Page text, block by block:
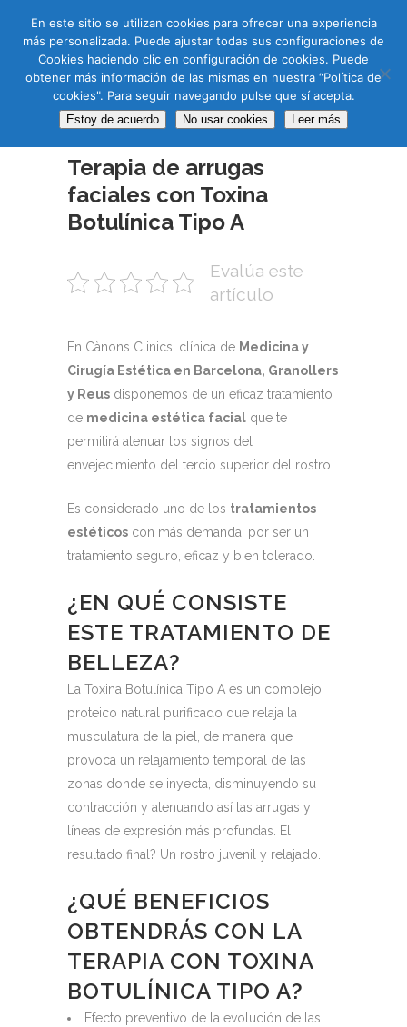
CAT ENG
27 NOV
Terapia de arrugas
faciales con Toxina
Botulínica Tipo A
Evalúa este
artículo
En Cànons Clinics, clínica de Medicina y
Cirugía Estética en Barcelona, Granollers
y Reus disponemos de un eficaz tratamiento
de medicina estética facial que te
permitirá atenuar los signos del
envejecimiento del tercio superior del rostro.
Es considerado uno de los tratamientos
estéticos con más demanda, por ser un
tratamiento seguro, eficaz y bien tolerado.
¿EN QUÉ CONSISTE
ESTE TRATAMIENTO DE
BELLEZA?
La Toxina Botulínica Tipo A es un complejo
proteico natural purificado que relaja la
musculatura de la piel, de manera que
provoca un relajamiento temporal de las
zonas donde se inyecta, disminuyendo su
contracción y atenuando así las arrugas y
líneas de expresión más profundas. El
resultado final? Un rostro juvenil y relajado.
¿QUÉ BENEFICIOS
OBTENDRÁS CON LA
TERAPIA CON TOXINA
BOTULÍNICA TIPO A?
Efecto preventivo de la evolución de las
En este sitio se utilizan cookies para ofrecer una experiencia
más personalizada. Puede ajustar todas sus configuraciones de
Cookies haciendo clic en configuración de cookies. Puede
obtener más información de las mismas en nuestra “Política de
cookies". Para seguir navegando pulse que sí acepta.
Estoy de acuerdo No usar cookies Leer más